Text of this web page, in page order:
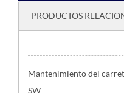
PRODUCTOS
Mantenimiento del
SW